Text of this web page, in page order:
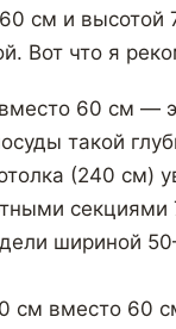
см и высотой
Вот что я
60 см —
такой
(240 см)
секциями
шириной
см вместо 60